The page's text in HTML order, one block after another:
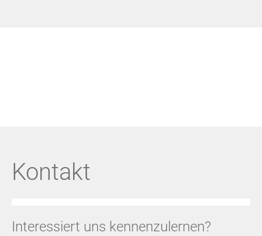
Kontakt
Interessiert uns kennenzulernen?